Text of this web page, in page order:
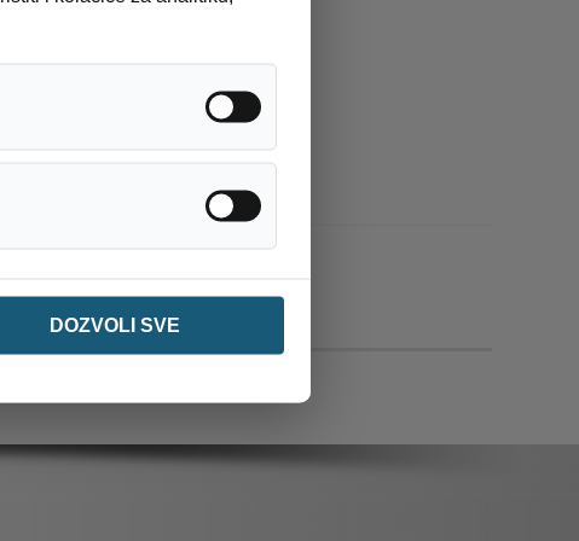
Analitika / statistika
Ostalo
DOZVOLI SVE